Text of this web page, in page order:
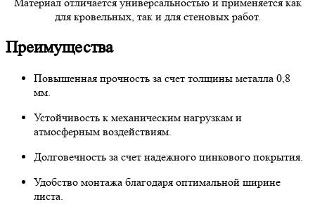
для кровельных, так и для стеновых работ.
Преимущества
Повышенная прочность за счет толщины металла 0,8
мм.
Устойчивость к механическим нагрузкам и
атмосферным воздействиям.
Долговечность за счет надежного цинкового покрытия.
Удобство монтажа благодаря оптимальной ширине
листа.